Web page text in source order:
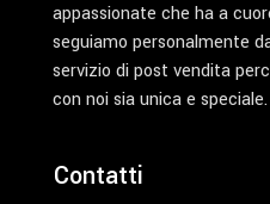
appassionate che ha a
seguiamo personalmente
servizio di post vendita
con noi sia unica e speciale.
Contatti